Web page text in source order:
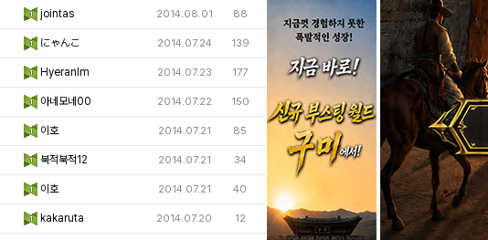
jointas 2014.08.01 88
にゃんこ 2014.07.24 139
HyeranIm 2014.07.23 177
아네모네00 2014.07.22 150
이호 2014.07.21 85
북적북적12 2014.07.21 34
이호 2014.07.21 40
kakaruta 2014.07.20 12